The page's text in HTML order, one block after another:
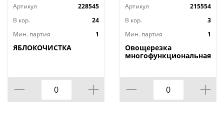
Артикул
228545
В кор.
24
Мин. партия
1
ЯБЛОКОЧИСТКА
Артикул
215554
В кор.
3
Мин. партия
1
Овощерезка
многофункциональная,